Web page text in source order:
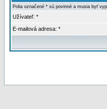
Polia označené * sú povinné a musia byť
Užívateľ: *
E-mailová adresa: *